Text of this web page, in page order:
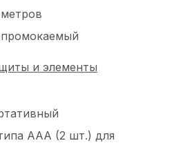
и элементы
ААА (2 шт.) для